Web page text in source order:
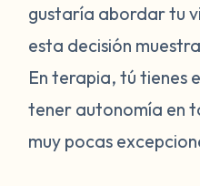
gustaría abordar tu
esta decisión
En terapia, tú tienes
tener autonomía en
muy pocas